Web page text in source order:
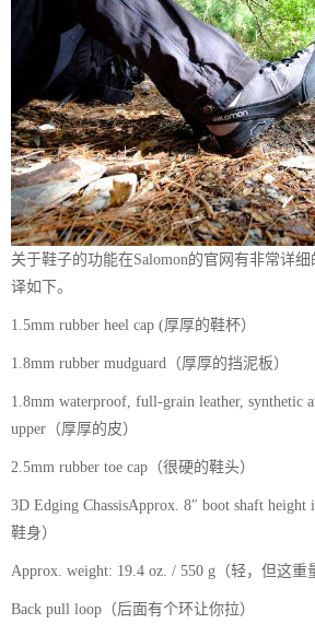
关于鞋子的功能在Salomon的官网有非常详
译如下。
1.5mm rubber heel cap (厚厚的鞋杯）
1.8mm rubber mudguard（厚厚的挡泥板）
1.8mm waterproof, full-grain leather, synthetic
upper（厚厚的皮）
2.5mm rubber toe cap（很硬的鞋头）
3D Edging ChassisApprox. 8″ boot shaft
鞋身）
Approx. weight: 19.4 oz. / 550 g（轻，但这重
Back pull loop（后面有个环让你拉）